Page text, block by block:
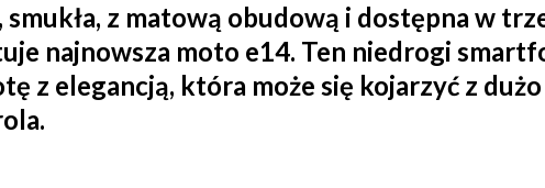
smukła, z matową obudową i dostępna w
najnowsza moto e14. Ten niedrogi
z elegancją, która może się kojarzyć z